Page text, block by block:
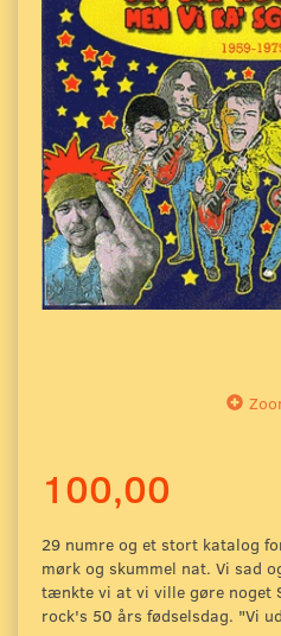
100,00
29 numre og et stort katalog
mørk og skummel nat. Vi sad
tænkte vi at vi ville gøre noget
rock's 50 års fødselsdag. "Vi